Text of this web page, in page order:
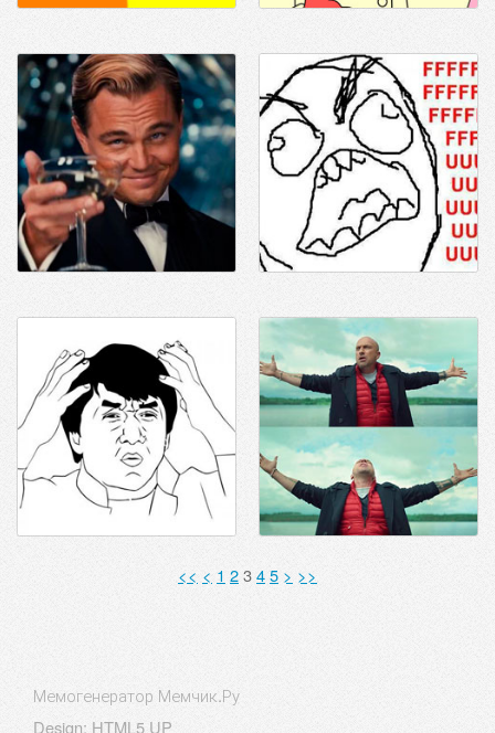
<< < 1 2345 > >>
Мемогенератор Мемчик.Ру
Design: HTML5 UP